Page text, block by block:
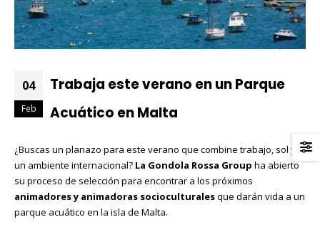
04
Feb
Trabaja este verano en un Parque
Acuático en Malta
¿Buscas un planazo para este verano que combine trabajo, sol y
un ambiente internacional? La Gondola Rossa Group ha abierto
su proceso de selección para encontrar a los próximos
animadores y animadoras socioculturalesque darán vida a un
parque acuático en la isla de Malta.